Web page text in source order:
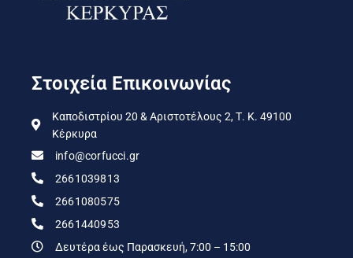
Στοιχεία Επικοινωνίας
Καποδιστρίου 20 & Αριστοτέλους 2, Τ. Κ. 49100
Κέρκυρα
info@corfucci.gr
2661039813
2661080575
2661440953
Δευτέρα έως Παρασκευή, 7:00 – 15:00